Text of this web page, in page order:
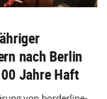
nach Berlin
Jahre Haft